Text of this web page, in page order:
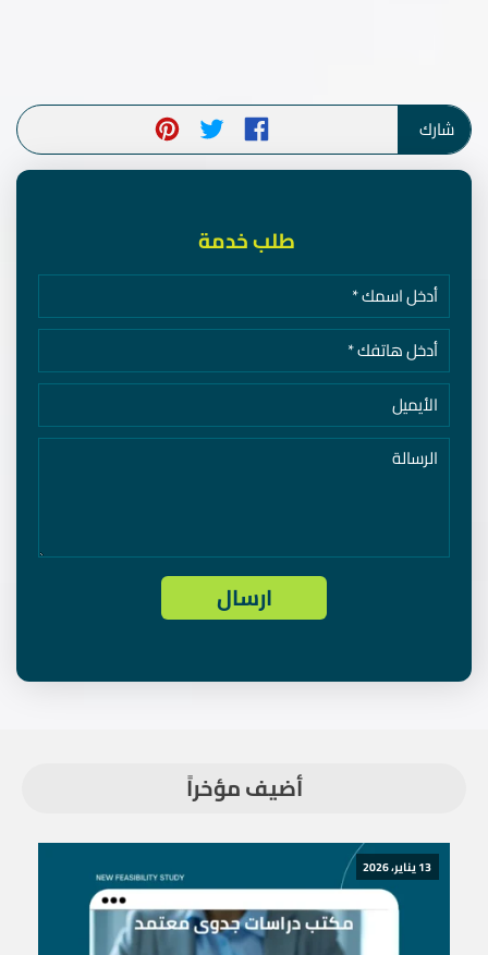
شارك
طلب خدمة
أضيف مؤخراً
13 يناير، 2026